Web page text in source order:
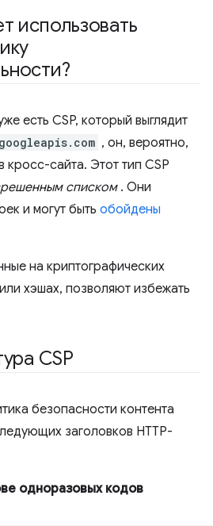
использовать
есть CSP, который выглядит
, он, вероятно,
кросс-сайта. Этот тип CSP
списком. Они
и могут быть обойдены
на криптографических
хэшах, позволяют избежать
CSP
безопасности контента
заголовков HTTP-
одноразовых кодов